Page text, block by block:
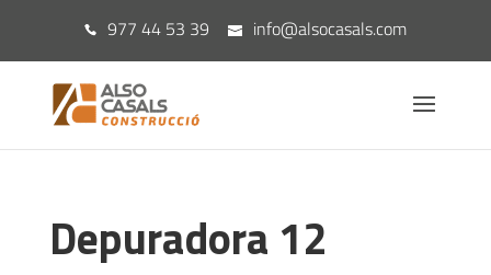
977 44 53 39 info@alsocasals.com
Depuradora 12